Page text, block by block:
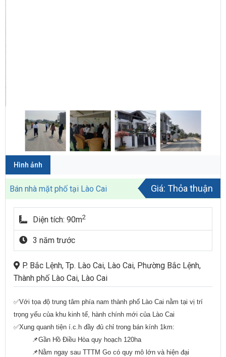
Hình ảnh
Bán nhà mặt phố tại Lào Cai Giá: Thỏa thuận
Diện tích: 90m2
3 năm trước
P. Bắc Lệnh, Tp. Lào Cai, Lào Cai, Phường Bắc Lệnh,
Thành phố Lào Cai, Lào Cai
✅Với tọa độ trung tâm phía nam thành phố Lào Cai nằm tại vị trí
trọng yếu của khu kinh tế, hành chính mới của Lào Cai
✅Xung quanh tiện í.c.h đầy đủ chỉ trong bán kính 1km:
📌Gần Hồ Điều Hòa quy hoạch 120ha
📌Nằm ngay sau TTTM Go có quy mô lớn và hiện đại